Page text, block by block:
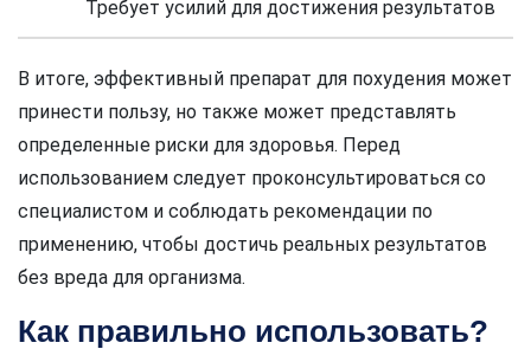
Требует усилий для достижения результатов
В итоге, эффективный препарат для похудения может
принести пользу, но также может представлять
определенные риски для здоровья. Перед
использованием следует проконсультироваться со
специалистом и соблюдать рекомендации по
применению, чтобы достичь реальных результатов
без вреда для организма.
Как правильно использовать?